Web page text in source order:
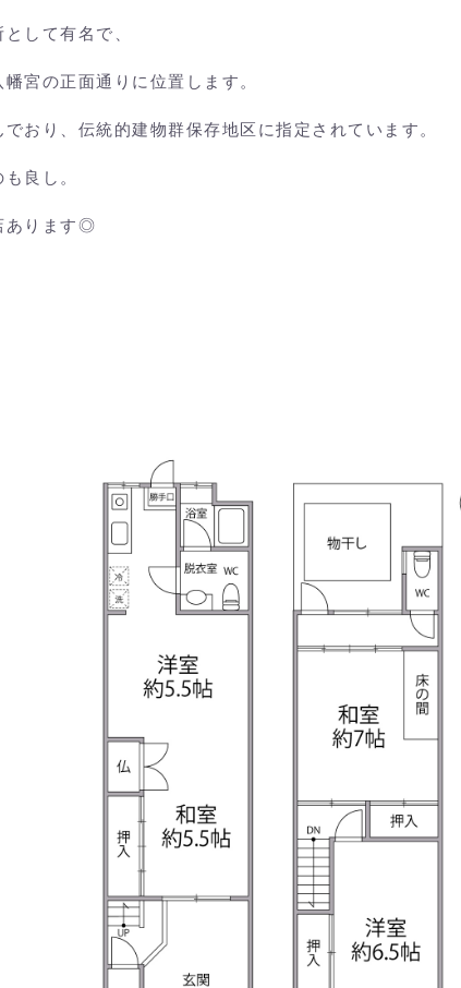
して有名で、
宮の正面通りに位置します。
おり、伝統的建物群保存地区に指定されています。
良し。
あります◎